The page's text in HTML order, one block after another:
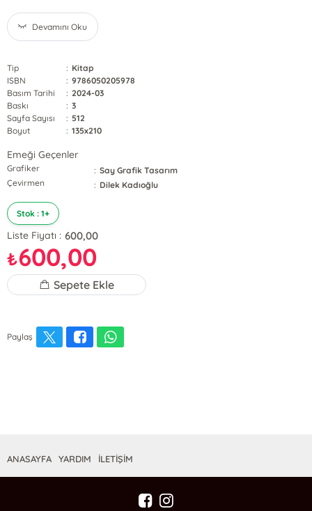
Devamını Oku
Tip : Kitap
ISBN
: 9786050205978
Basım Tarihi
: 2024-03
Baskı
: 3
Sayfa Sayısı
: 512
Boyut
: 135x210
Emeği Geçenler
Grafiker : Say Grafik Tasarım
Çevirmen
: Dilek Kadıoğlu
Stok : 1+
Liste Fiyatı : 600,00
₺600,00
Sepete Ekle
Paylaş
ANASAYFA YARDIM İLETİŞİM